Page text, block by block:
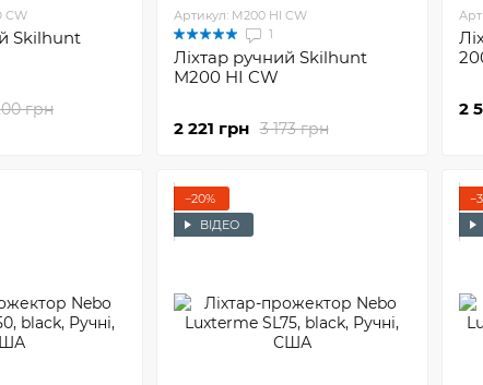
CW
Skilhunt
грн
Артикул: M200 HI CW
1
Ліхтар ручний Skilhunt
M200 HI CW
3 173 грн
2 221 грн
2
−20%
ВІДЕО